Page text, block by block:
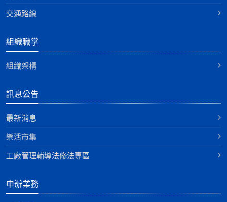
交通路線
組織職掌
組織架構
訊息公告
最新消息
樂活市集
工廠管理輔導法修法專區
申辦業務